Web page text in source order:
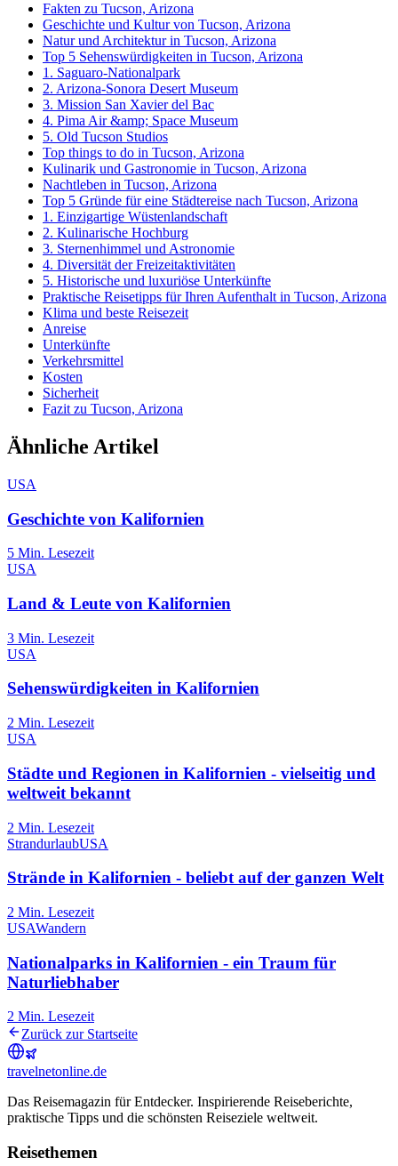
Fakten zu Tucson, Arizona
Geschichte und Kultur von Tucson, Arizona
Natur und Architektur in Tucson, Arizona
Top 5 Sehenswürdigkeiten in Tucson, Arizona
1. Saguaro-Nationalpark
2. Arizona-Sonora Desert Museum
3. Mission San Xavier del Bac
4. Pima Air &amp; Space Museum
5. Old Tucson Studios
Top things to do in Tucson, Arizona
Kulinarik und Gastronomie in Tucson, Arizona
Nachtleben in Tucson, Arizona
Top 5 Gründe für eine Städtereise nach Tucson, Arizona
1. Einzigartige Wüstenlandschaft
2. Kulinarische Hochburg
3. Sternenhimmel und Astronomie
4. Diversität der Freizeitaktivitäten
5. Historische und luxuriöse Unterkünfte
Praktische Reisetipps für Ihren Aufenthalt in Tucson, Arizona
Klima und beste Reisezeit
Anreise
Unterkünfte
Verkehrsmittel
Kosten
Sicherheit
Fazit zu Tucson, Arizona
Ähnliche Artikel
USA
Geschichte von Kalifornien
5 Min. Lesezeit
USA
Land & Leute von Kalifornien
3 Min. Lesezeit
USA
Sehenswürdigkeiten in Kalifornien
2 Min. Lesezeit
USA
Städte und Regionen in Kalifornien - vielseitig und
weltweit bekannt
2 Min. Lesezeit
StrandurlaubUSA
Strände in Kalifornien - beliebt auf der ganzen Welt
2 Min. Lesezeit
USAWandern
Nationalparks in Kalifornien - ein Traum für
Naturliebhaber
2 Min. Lesezeit
Zurück zur Startseite
travelnetonline.de
Das Reisemagazin für Entdecker. Inspirierende Reiseberichte,
praktische Tipps und die schönsten Reiseziele weltweit.
Reisethemen